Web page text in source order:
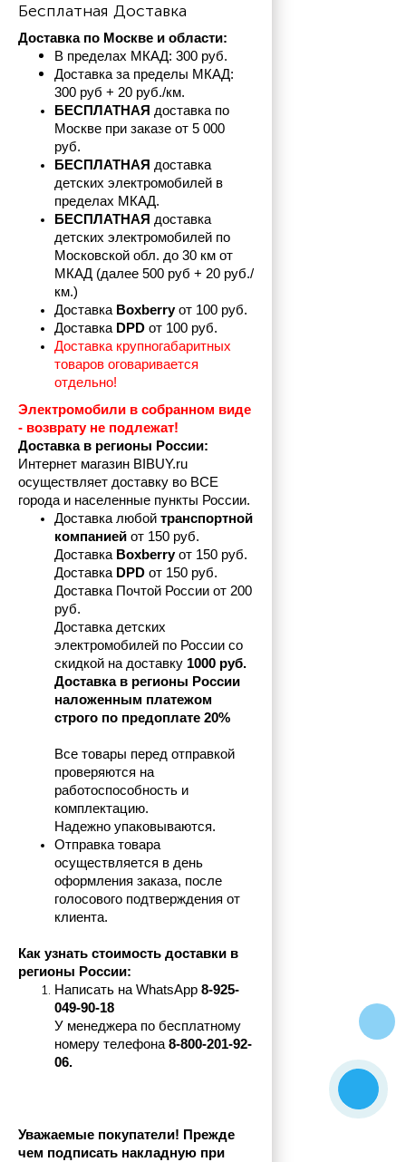
Бесплатная Доставка
Доставка по Москве и области:
В пределах МКАД: 300 руб.
Доставка за пределы МКАД:
300 руб + 20 руб./км.
БЕСПЛАТНАЯ доставка по
Москве при заказе от 5 000
руб.
БЕСПЛАТНАЯ доставка
детских электромобилей в
пределах МКАД.
БЕСПЛАТНАЯ доставка
детских электромобилей по
Московской обл. до 30 км от
МКАД (далее 500 руб + 20 руб./
км.)
Доставка Boxberry от 100 руб.
Доставка DPD от 100 руб.
Доставка крупногабаритных
товаров оговаривается
отдельно!
Электромобили в собранном виде
- возврату не подлежат!
Доставка в регионы России:
Интернет магазин BIBUY.ru
осуществляет доставку во ВСЕ
города и населенные пункты России.
Доставка любой транспортной
компанией от 150 руб.
Доставка Boxberry от 150 руб.
Доставка DPD от 150 руб.
Доставка Почтой России от 200
руб.
Доставка детских
электромобилей по России со
скидкой на доставку 1000 руб.
Доставка в регионы России
наложенным платежом
строго по предоплате 20%
Все товары перед отправкой
проверяются на
работоспособность и
комплектацию.
Надежно упаковываются.
Отправка товара
осуществляется в день
оформления заказа, после
голосового подтверждения от
клиента.
Как узнать стоимость доставки в
регионы России:
Написать на WhatsApp 8-925-
049-90-18
У менеджера по бесплатному
номеру телефона 8-800-201-92-
06.
Уважаемые покупатели! Прежде
чем подписать накладную при